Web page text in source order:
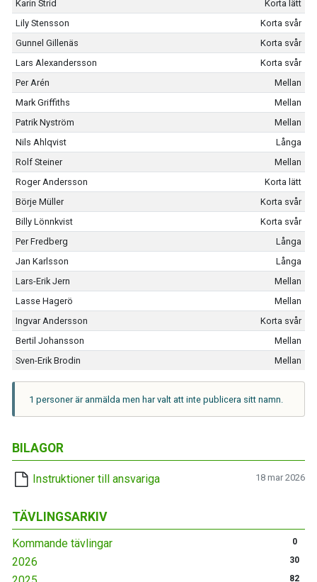
Karin Strid
Korta lätt
Lily Stensson
Korta svår
Gunnel Gillenäs
Korta svår
Lars Alexandersson
Korta svår
Per Arén
Mellan
Mark Griffiths
Mellan
Patrik Nyström
Mellan
Nils Ahlqvist
Långa
Rolf Steiner
Mellan
Roger Andersson
Korta lätt
Börje Müller
Korta svår
Billy Lönnkvist
Korta svår
Per Fredberg
Långa
Jan Karlsson
Långa
Lars-Erik Jern
Mellan
Lasse Hagerö
Mellan
Ingvar Andersson
Korta svår
Bertil Johansson
Mellan
Sven-Erik Brodin
Mellan
1 personer är anmälda men har valt att inte publicera sitt namn.
BILAGOR
Instruktioner till ansvariga 18 mar 2026
TÄVLINGSARKIV
Kommande tävlingar 0
2026 30
82